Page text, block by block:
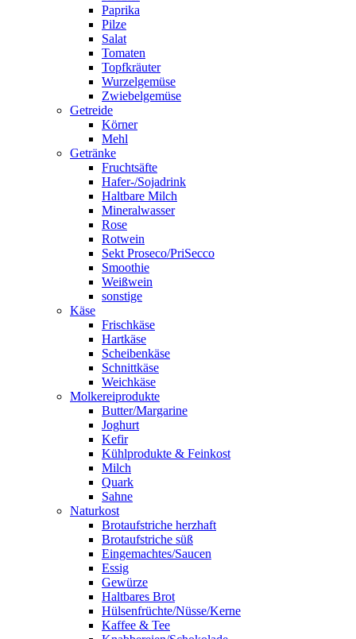
Paprika
Pilze
Salat
Tomaten
Topfkräuter
Wurzelgemüse
Zwiebelgemüse
Getreide
Körner
Mehl
Getränke
Fruchtsäfte
Hafer-/Sojadrink
Haltbare Milch
Mineralwasser
Rose
Rotwein
Sekt Proseco/PriSecco
Smoothie
Weißwein
sonstige
Käse
Frischkäse
Hartkäse
Scheibenkäse
Schnittkäse
Weichkäse
Molkereiprodukte
Butter/Margarine
Joghurt
Kefir
Kühlprodukte & Feinkost
Milch
Quark
Sahne
Naturkost
Brotaufstriche herzhaft
Brotaufstriche süß
Eingemachtes/Saucen
Essig
Gewürze
Haltbares Brot
Hülsenfrüchte/Nüsse/Kerne
Kaffee & Tee